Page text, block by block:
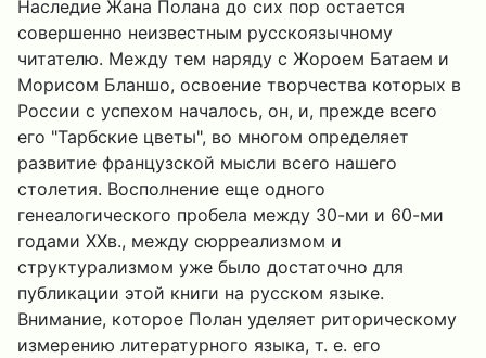
Наследие Жана Полана до сих пор остается
совершенно неизвестным русскоязычному
читателю. Между тем наряду с Жороем Батаем и
Морисом Бланшо, освоение творчества которых в
России с успехом началось, он, и, прежде всего
его "Тарбские цветы", во многом определяет
развитие французской мысли всего нашего
столетия. Восполнение еще одного
генеалогического пробела между 30-ми и 60-ми
годами XXв., между сюрреализмом и
структурализмом уже было достаточно для
публикации этой книги на русском языке.
Внимание, которое Полан уделяет риторическому
измерению литературного языка, т. е. его